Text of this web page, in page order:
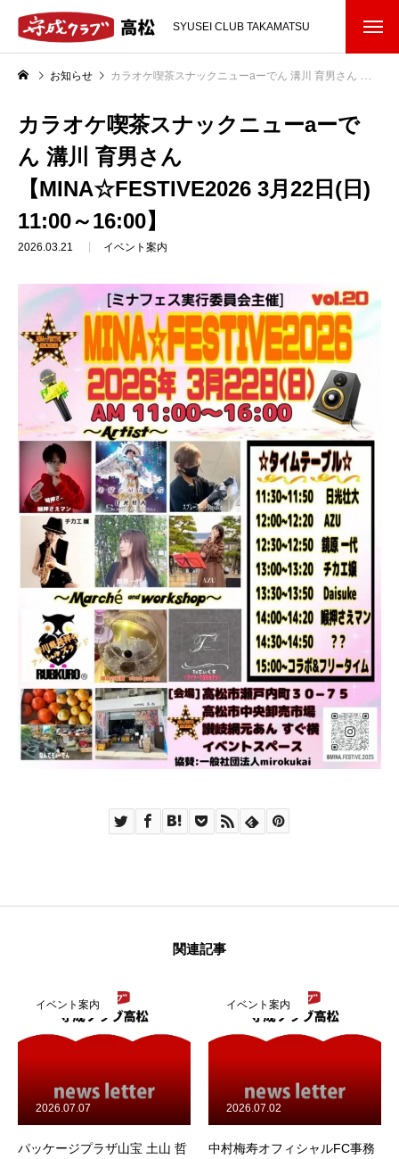
SYUSEI CLUB TAKAMATSU
例会参加申込み（他会場）
例会参加申込み（ゲスト）
守成クラブとは
入会案内
組織概要
高松例会レポート
お知らせ カラオケ喫茶スナックニューaーでん 溝川 育男さん 【MINA☆FESTIVE2026 3月22日(日) 11:00～16:00】
カラオケ喫茶スナックニューaーで
ん 溝川 育男さん
【MINA☆FESTIVE2026 3月22日(日)
11:00～16:00】
2026.03.21 イベント案内
関連記事
山宝 土山 哲
イベント案内
中村梅寿オフィシャルFC事務
イベント案内
声と言葉のホス